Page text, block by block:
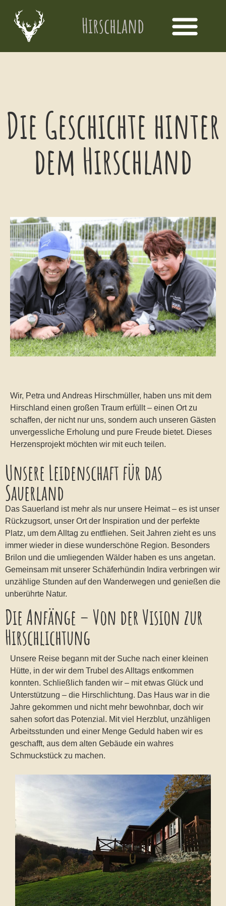
Hirschland
Die Geschichte hinter
dem Hirschland
Wir, Petra und Andreas Hirschmüller, haben uns mit dem
Hirschland einen großen Traum erfüllt – einen Ort zu
schaffen, der nicht nur uns, sondern auch unseren Gästen
unvergessliche Erholung und pure Freude bietet. Dieses
Herzensprojekt möchten wir mit euch teilen.
Unsere Leidenschaft für das
Sauerland
Das Sauerland ist mehr als nur unsere Heimat – es ist unser
Rückzugsort, unser Ort der Inspiration und der perfekte
Platz, um dem Alltag zu entfliehen. Seit Jahren zieht es uns
immer wieder in diese wunderschöne Region. Besonders
Brilon und die umliegenden Wälder haben es uns angetan.
Gemeinsam mit unserer Schäferhündin Indira verbringen wir
unzählige Stunden auf den Wanderwegen und genießen die
unberührte Natur.
Die Anfänge – Von der Vision zur
Hirschlichtung
Unsere Reise begann mit der Suche nach einer kleinen
Hütte, in der wir dem Trubel des Alltags entkommen
konnten. Schließlich fanden wir – mit etwas Glück und
Unterstützung – die Hirschlichtung. Das Haus war in die
Jahre gekommen und nicht mehr bewohnbar, doch wir
sahen sofort das Potenzial. Mit viel Herzblut, unzähligen
Arbeitsstunden und einer Menge Geduld haben wir es
geschafft, aus dem alten Gebäude ein wahres
Schmuckstück zu machen.